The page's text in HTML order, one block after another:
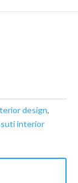
design,
interior